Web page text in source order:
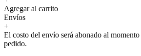
Agregar al carrito
Envíos
+
El costo del envío será abonado al
pedido.